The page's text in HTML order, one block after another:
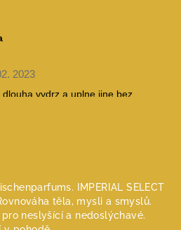
IMPERIAL SELECT
těla, mysli a smyslů.
neslyšící a nedoslýchavé.